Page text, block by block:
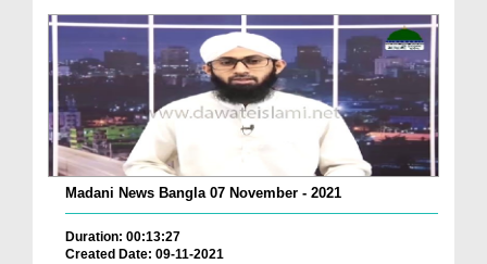
Madani News Bangla 07 November - 2021
Duration: 00:13:27
Created Date: 09-11-2021